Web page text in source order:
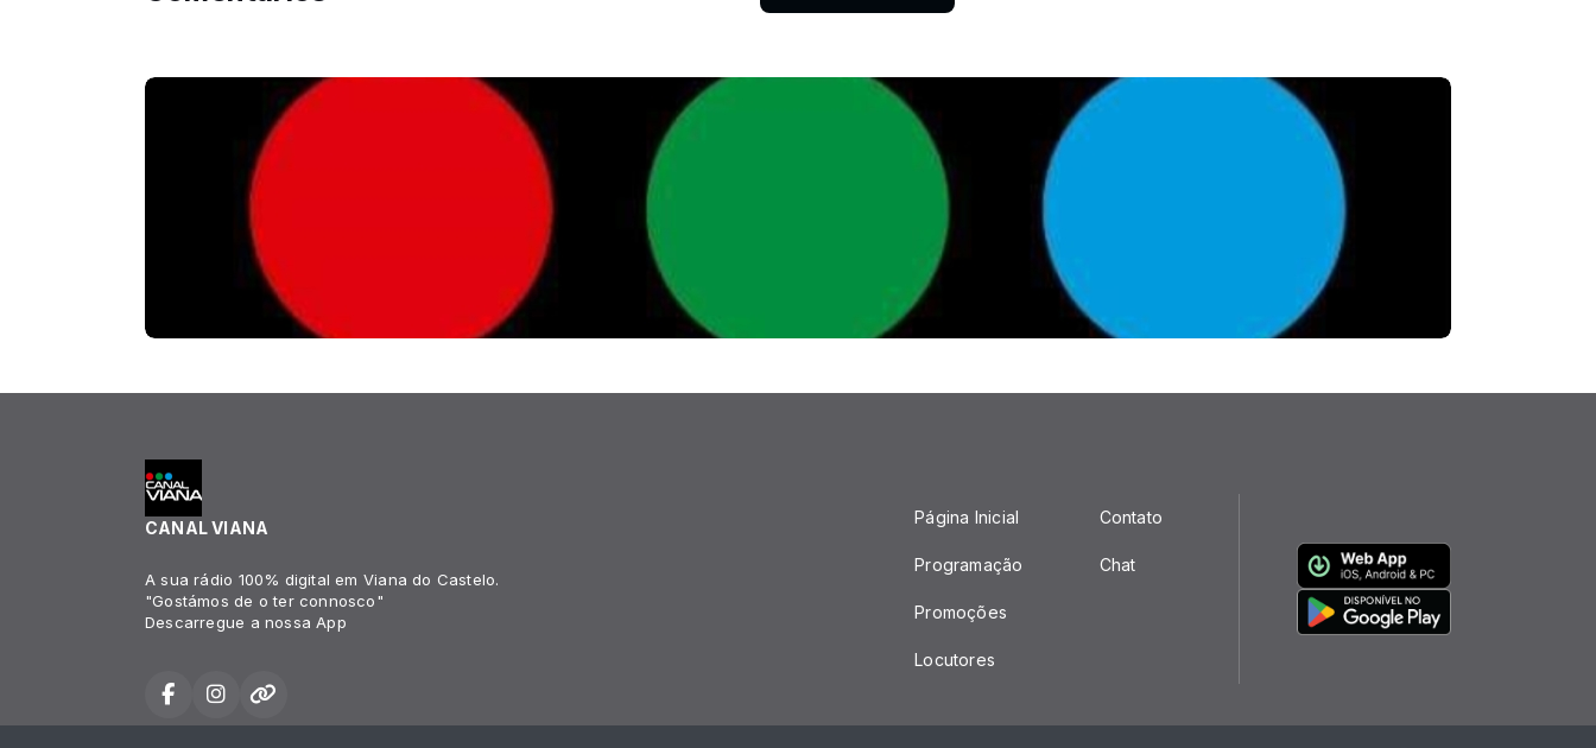
CANAL VIANA
A sua rádio 100% digital em Viana do Castelo.
"Gostámos de o ter connosco"
Descarregue a nossa App
Página Inicial
Programação
Promoções
Locutores
Contato
Chat